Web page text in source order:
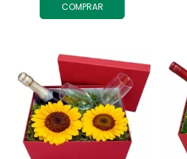
COMPRAR